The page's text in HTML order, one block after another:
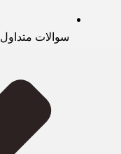
سوالات متداول